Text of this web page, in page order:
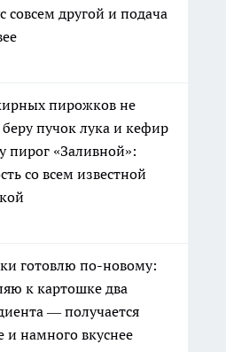
совсем другой и подача
пирожков не
пучок лука и кефир
пирог «Заливной»:
со всем известной
готовлю по-новому:
к картошке два
— получается
и намного вкуснее